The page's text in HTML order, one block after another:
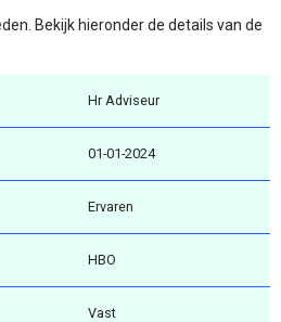
Bekijk hieronder de details van de
Hr Adviseur
01-01-2024
Ervaren
HBO
Vast